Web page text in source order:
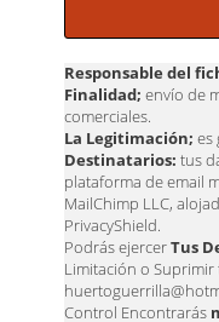
Responsable del
Finalidad; envío de
comerciales.
La Legitimación; es
Destinatarios: tus
plataforma de email
MailChimp LLC,
PrivacyShield.
Podrás ejercerTus
Limitación o
Control Encontrarás